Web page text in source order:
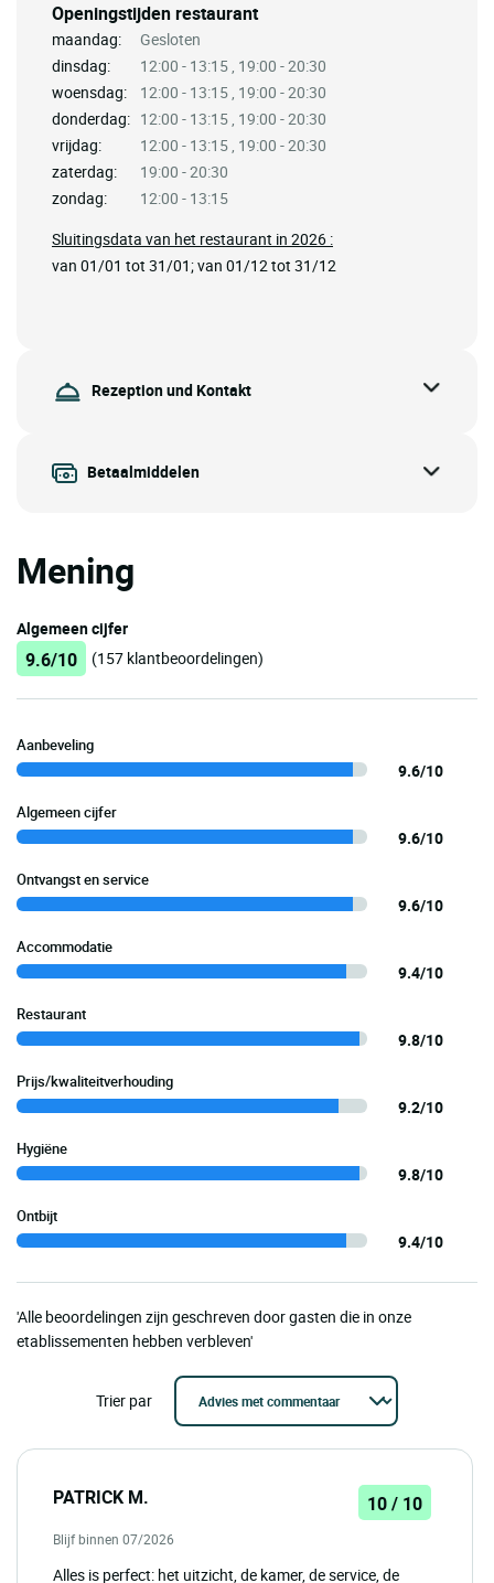
Openingstijden restaurant
maandag:
Gesloten
dinsdag:
12:00 - 13:15 , 19:00 - 20:30
woensdag:
12:00 - 13:15 , 19:00 - 20:30
donderdag: 12:00 - 13:15 , 19:00 - 20:30
vrijdag:
12:00 - 13:15 , 19:00 - 20:30
zaterdag:
19:00 - 20:30
zondag:
12:00 - 13:15
Sluitingsdata van het restaurant in 2026 :
van 01/01 tot 31/01; van 01/12 tot 31/12
Rezeption und Kontakt
Betaalmiddelen
Mening
Algemeen cijfer
9.6/10 (157 klantbeoordelingen)
Aanbeveling
9.6/10
Algemeen cijfer
9.6/10
Ontvangst en service
9.6/10
Accommodatie
9.4/10
Restaurant
9.8/10
Prijs/kwaliteitverhouding
9.2/10
Hygiëne
9.8/10
Ontbijt
9.4/10
'Alle beoordelingen zijn geschreven door gasten die in onze
etablissementen hebben verbleven'
Trier par
PATRICK M. 10 / 10
Blijf binnen 07/2026
Alles is perfect: het uitzicht, de kamer, de service, de